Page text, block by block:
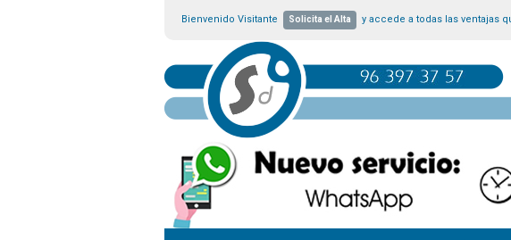
Bienvenido Visitante Solicita el Alta y accede a todas las ventajas